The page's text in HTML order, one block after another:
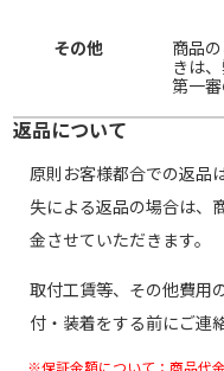
その他
商品
きは
第一
返品について
原則お客様都合での返品
失による返品の場合は、
金させていただきます。
取付工賃等、その他費用
付・装着をする前にご連